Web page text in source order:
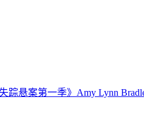
踪悬案第一季》Amy Lynn